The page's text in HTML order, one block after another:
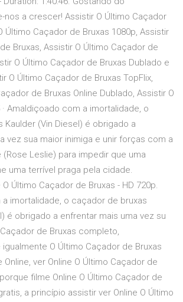
nos a crescer! Assistir O Último Caçador
Último Caçador de Bruxas 1080p, Assistir
Bruxas, Assistir O Último Caçador de
O Último Caçador de Bruxas Dublado e
O Último Caçador de Bruxas TopFlix,
de Bruxas Online Dublado, Assistir O
Amaldiçoado com a imortalidade, o
Kaulder (Vin Diesel) é obrigado a
vez sua maior inimiga e unir forças com a
(Rose Leslie) para impedir que uma
uma terrível praga pela cidade.
O Último Caçador de Bruxas - HD 720p.
imortalidade, o caçador de bruxas
é obrigado a enfrentar mais uma vez su
de Bruxas completo,
O Último Caçador de Bruxas
Online, ver Online O Último Caçador de
filme Online O Último Caçador de
a princípio assistir ver Online O Último